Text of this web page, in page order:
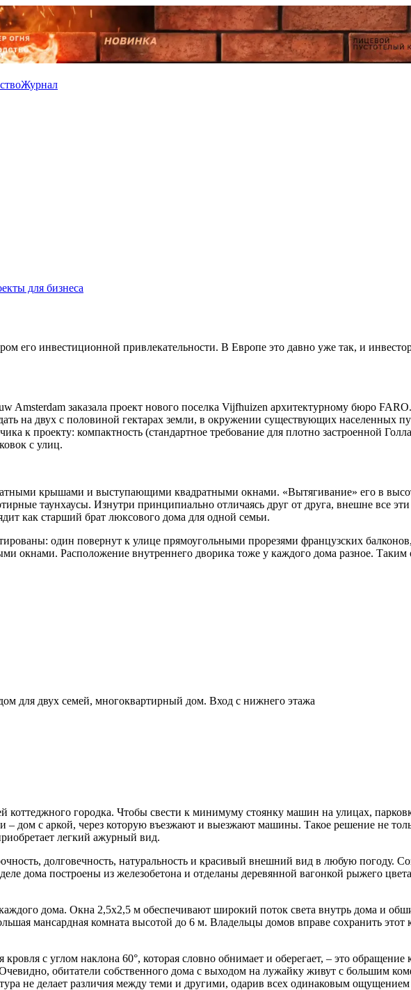
Журнал
для бизнеса
его инвестиционной привлекательности. В Европе это давно уже так, и
Amsterdam заказала проект нового поселка Vijfhuizen архитектурному бюро
на двух с половиной гектарах земли, в окружении существующих населенных
к проекту: компактность (стандартное требование для плотно застроенной
с улиц.
крышами и выступающими квадратными окнами. «Вытягивание» его в
таунхаусы. Изнутри принципиально отличаясь друг от друга, внешне все эти
как старший брат люксового дома для одной семьи.
один повернут к улице прямоугольными прорезями французских
окнами. Расположение внутреннего дворика тоже у каждого дома разное. Таким
для двух семей, многоквартирный дом. Вход с нижнего этажа
коттеджного городка. Чтобы свести к минимуму стоянку машин на улицах,
дом с аркой, через которую въезжают и выезжают машины. Такое решение не
легкий ажурный вид.
долговечность, натуральность и красивый внешний вид в любую погоду.
дома построены из железобетона и отделаны деревянной вагонкой рыжего
дома. Окна 2,5х2,5 м обеспечивают широкий поток света внутрь дома и
мансардная комната высотой до 6 м. Владельцы домов вправе сохранить
с углом наклона 60°, которая словно обнимает и оберегает, – это
обитатели собственного дома с выходом на лужайку живут с большим
не делает различия между теми и другими, одарив всех одинаковым